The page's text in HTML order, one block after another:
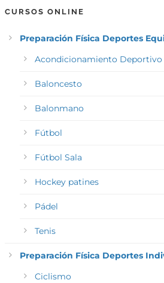
CURSOS ONLINE
Preparación Física Deportes
Acondicionamiento Deportivo
Baloncesto
Balonmano
Fútbol
Fútbol Sala
Hockey patines
Pádel
Tenis
Preparación Física Deportes
Ciclismo